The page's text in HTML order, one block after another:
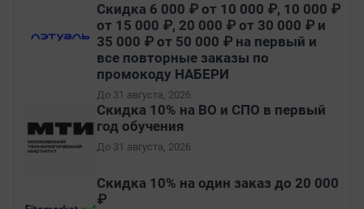
Скидка 6 000 ₽ от 10 000 ₽, 10 000 ₽
от 15 000 ₽, 20 000 ₽ от 30 000 ₽ и
35 000 ₽ от 50 000 ₽ на первый и
все повторные заказы по
промокоду НАБЕРИ
До 31 августа, 2026
Скидка 10% на ВО и СПО в первый
год обучения
До 31 августа, 2026
Скидка 10% на один заказ до 20 000
₽